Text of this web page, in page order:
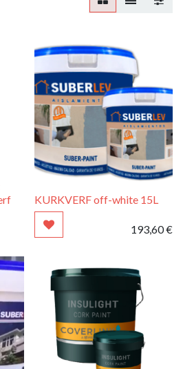
KURKVERF off-white 15L
193,60€